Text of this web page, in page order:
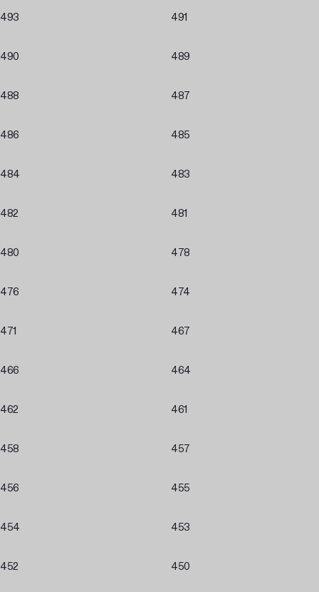
493 491
490 489
488 487
486 485
484 483
482 481
480 478
476 474
471 467
466 464
462 461
458 457
456 455
454 453
452 450